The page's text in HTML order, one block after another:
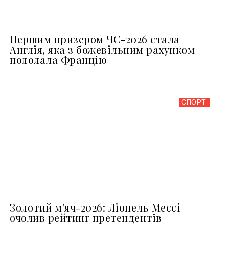
Першим призером ЧС-2026 стала
Англія, яка з божевільним рахунком
подолала Францію
СПОРТ
Золотий м'яч-2026: Ліонель Мессі
очолив рейтинг претендентів